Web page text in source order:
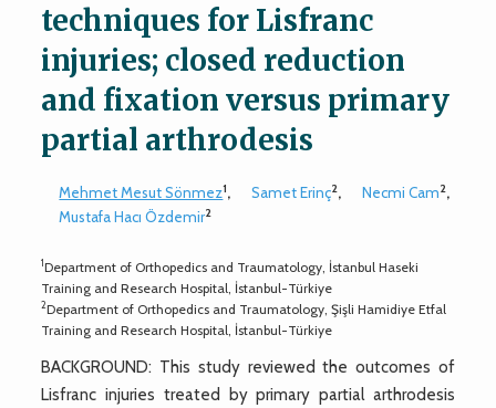
techniques for Lisfranc
injuries; closed reduction
and fixation versus primary
partial arthrodesis
Mehmet Mesut Sönmez1, Samet Erinç2, Necmi Cam2,
Mustafa Hacı Özdemir2
1Department of Orthopedics and Traumatology, İstanbul Haseki
Training and Research Hospital, İstanbul-Türkiye
2Department of Orthopedics and Traumatology, Şişli Hamidiye Etfal
Training and Research Hospital, İstanbul-Türkiye
BACKGROUND: This study reviewed the outcomes of
Lisfranc injuries treated by primary partial arthrodesis